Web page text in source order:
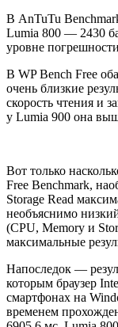
В AnTuTu
Lumia 800 — 2430
уровне
В WP Bench Free
очень близкие
скорость чтения и
у Lumia 900 она
Вот только
Free Benchmark,
Storage Read
необъяснимо
(CPU, Memory и
максимальные
Напоследок —
которым браузер
смартфонах на
временем